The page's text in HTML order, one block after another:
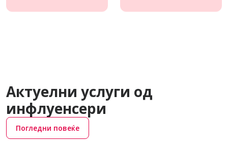
Актуелни услуги од
инфлуенсери
Погледни повеќе